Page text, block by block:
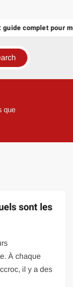
complet pour
que
sont les
À chaque
il y a des